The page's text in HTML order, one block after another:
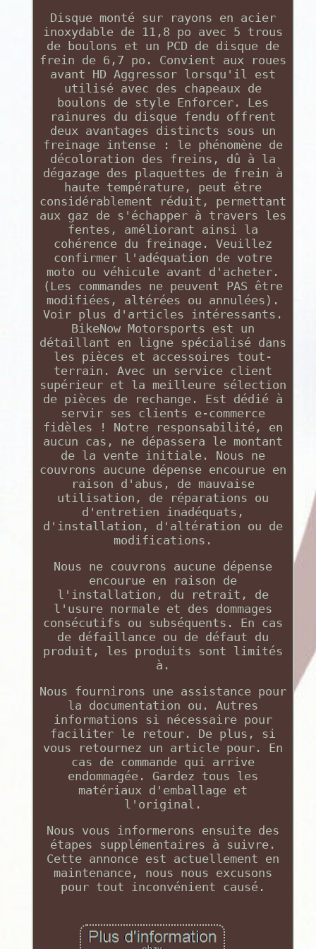
Disque monté sur rayons en acier
inoxydable de 11,8 po avec 5 trous
de boulons et un PCD de disque de
frein de 6,7 po. Convient aux roues
avant HD Aggressor lorsqu'il est
utilisé avec des chapeaux de
boulons de style Enforcer. Les
rainures du disque fendu offrent
deux avantages distincts sous un
freinage intense : le phénomène de
décoloration des freins, dû à la
dégazage des plaquettes de frein à
haute température, peut être
considérablement réduit, permettant
aux gaz de s'échapper à travers les
fentes, améliorant ainsi la
cohérence du freinage. Veuillez
confirmer l'adéquation de votre
moto ou véhicule avant d'acheter.
(Les commandes ne peuvent PAS être
modifiées, altérées ou annulées).
Voir plus d'articles intéressants.
BikeNow Motorsports est un
détaillant en ligne spécialisé dans
les pièces et accessoires tout-
terrain. Avec un service client
supérieur et la meilleure sélection
de pièces de rechange. Est dédié à
servir ses clients e-commerce
fidèles ! Notre responsabilité, en
aucun cas, ne dépassera le montant
de la vente initiale. Nous ne
couvrons aucune dépense encourue en
raison d'abus, de mauvaise
utilisation, de réparations ou
d'entretien inadéquats,
d'installation, d'altération ou de
modifications.
Nous ne couvrons aucune dépense
encourue en raison de
l'installation, du retrait, de
l'usure normale et des dommages
consécutifs ou subséquents. En cas
de défaillance ou de défaut du
produit, les produits sont limités
à.
Nous fournirons une assistance pour
la documentation ou. Autres
informations si nécessaire pour
faciliter le retour. De plus, si
vous retournez un article pour. En
cas de commande qui arrive
endommagée. Gardez tous les
matériaux d'emballage et
l'original.
Nous vous informerons ensuite des
étapes supplémentaires à suivre.
Cette annonce est actuellement en
maintenance, nous nous excusons
pour tout inconvénient causé.